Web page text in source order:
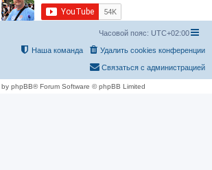
Часовой пояс: UTC+02:00
Удалить cookies конференции
Наша команда
Связаться с администрацией
phpBB® Forum Software © phpBB Limited